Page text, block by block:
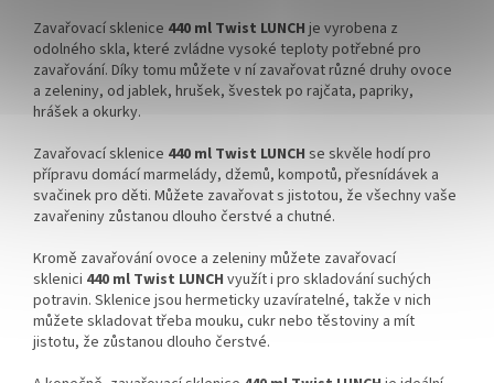
Zavařovací sklenice 440 ml Twist LUNCH je vyrobena z
odolného skla, které zvládne vysoké teploty potřebné pro
zavařování. Díky tomu můžete v ní zavařovat různé druhy ovoce
a zeleniny, od jablek, hrušek, švestek po rajčata, papriky,
hrášek a okurky.
Zavařovací sklenice 440 ml Twist LUNCH se skvěle hodí pro
přípravu domácí marmelády, džemů, kompotů, přesnídávek a
svačinek pro děti. Můžete zavařovat s jistotou, že všechny vaše
zavařeniny zůstanou dlouho čerstvé a chutné.
Kromě zavařování ovoce a zeleniny můžete zavařovací
sklenici 440 ml Twist LUNCH využít i pro skladování suchých
potravin. Sklenice jsou hermeticky uzavíratelné, takže v nich
můžete skladovat třeba mouku, cukr nebo těstoviny a mít
jistotu, že zůstanou dlouho čerstvé.